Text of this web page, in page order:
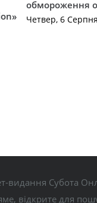
обмороження
Четвер, 6
видання Субота
відкрите для